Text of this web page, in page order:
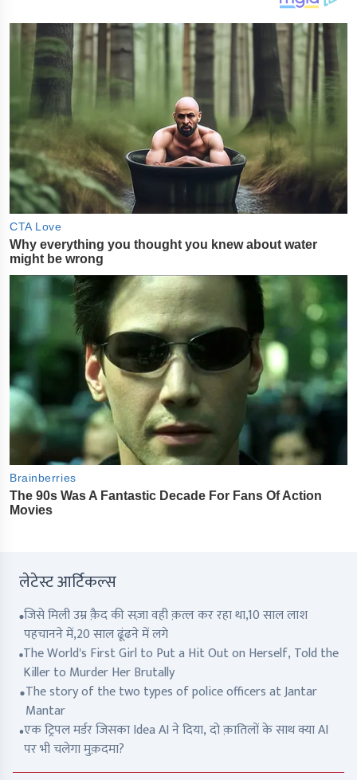
लेटेस्ट आर्टिकल्स
जिसे मिली उम्र क़ैद की सज़ा वही क़त्ल कर रहा था,10 साल लाश
पहचानने में,20 साल ढूंढने में लगे
The World's First Girl to Put a Hit Out on Herself, Told the
Killer to Murder Her Brutally
The story of the two types of police officers at Jantar
Mantar
एक ट्रिपल मर्डर जिसका Idea AI ने दिया, दो क़ातिलों के साथ क्या AI
पर भी चलेगा मुक़दमा?